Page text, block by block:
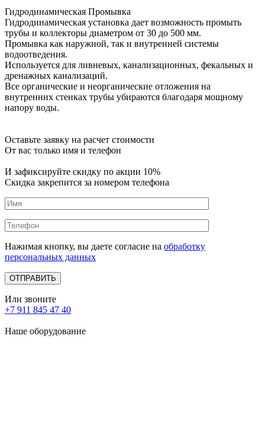
Гидродинамическая Промывка
Гидродинамическая установка дает возможность промыть
трубы и коллекторы диаметром от 30 до 500 мм.
Промывка как наружной, так и внутренней системы
водоотведения.
Используется для ливневых, канализационных, фекальных и
дренажных канализаций.
Все органические и неорганические отложения на
внутренних стенках трубы убираются благодаря мощному
напору воды.
Оставьте заявку на расчет стоимости
От вас только имя и телефон
И зафиксируйте скидку по акции 10%
Скидка закрепится за номером телефона
Нажимая кнопку, вы даете согласие на обработку
персональных данных
Или звоните
+7 911 845 47 40
Наше оборудование